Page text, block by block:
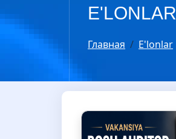
E'LONLAR
Главная E'lonlar